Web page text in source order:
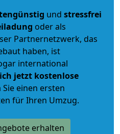
und stressfrei
oder als
Partnernetzwerk, das
haben, ist
international
jetzt kostenlose
einen ersten
für Ihren Umzug.
erhalten